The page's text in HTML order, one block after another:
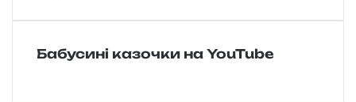
С
Бабусині казочки на YouTube